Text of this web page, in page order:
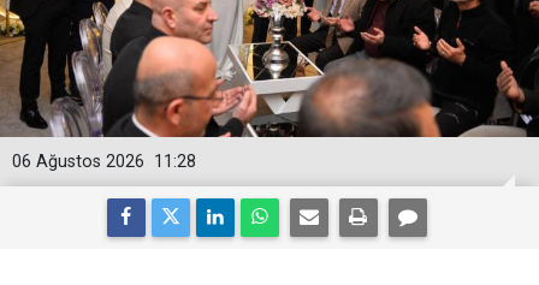
11:28
06 Ağustos 2026